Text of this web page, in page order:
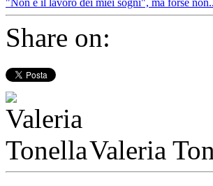
"Non è il lavoro dei miei sogni", ma forse
Share on:
Valeria